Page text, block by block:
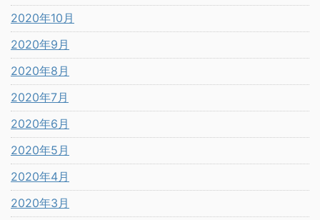
2020年10月
2020年9月
2020年8月
2020年7月
2020年6月
2020年5月
2020年4月
2020年3月